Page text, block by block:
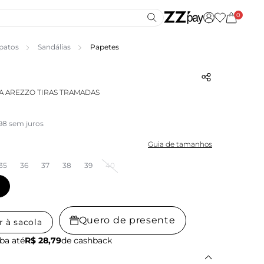
0
Sandálias Papetes
AREZZO TIRAS TRAMADAS
sem juros
Guia de tamanhos
36 37 38 39 40
à sacola Quero de presente
atéR$ 28,79de cashback